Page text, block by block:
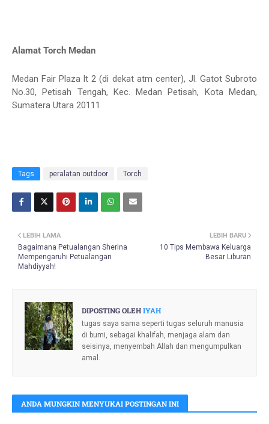
Alamat Torch Medan
Medan Fair Plaza lt 2 (di dekat atm center), Jl. Gatot Subroto
No.30, Petisah Tengah, Kec. Medan Petisah, Kota Medan,
Sumatera Utara 20111
Tags peralatan outdoor Torch
LEBIH BARU
10 Tips Membawa Keluarga
Besar Liburan
LEBIH LAMA
Bagaimana Petualangan Sherina
Mempengaruhi Petualangan
Mahdiyyah!
DIPOSTING OLEHIYAH
tugas saya sama seperti tugas seluruh manusia
di bumi, sebagai khalifah, menjaga alam dan
seisinya, menyembah Allah dan mengumpulkan
amal.
ANDA MUNGKIN MENYUKAI POSTINGAN INI